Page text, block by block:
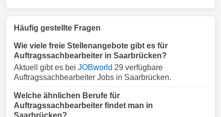
Häufig gestellte Fragen
Wie viele freie Stellenangebote gibt es für
Auftragssachbearbeiter in Saarbrücken?
Aktuell gibt es bei JOBworld 29 verfügbare
Auftragssachbearbeiter Jobs in Saarbrücken.
Welche ähnlichen Berufe für
Auftragssachbearbeiter findet man in
Saarbrücken?